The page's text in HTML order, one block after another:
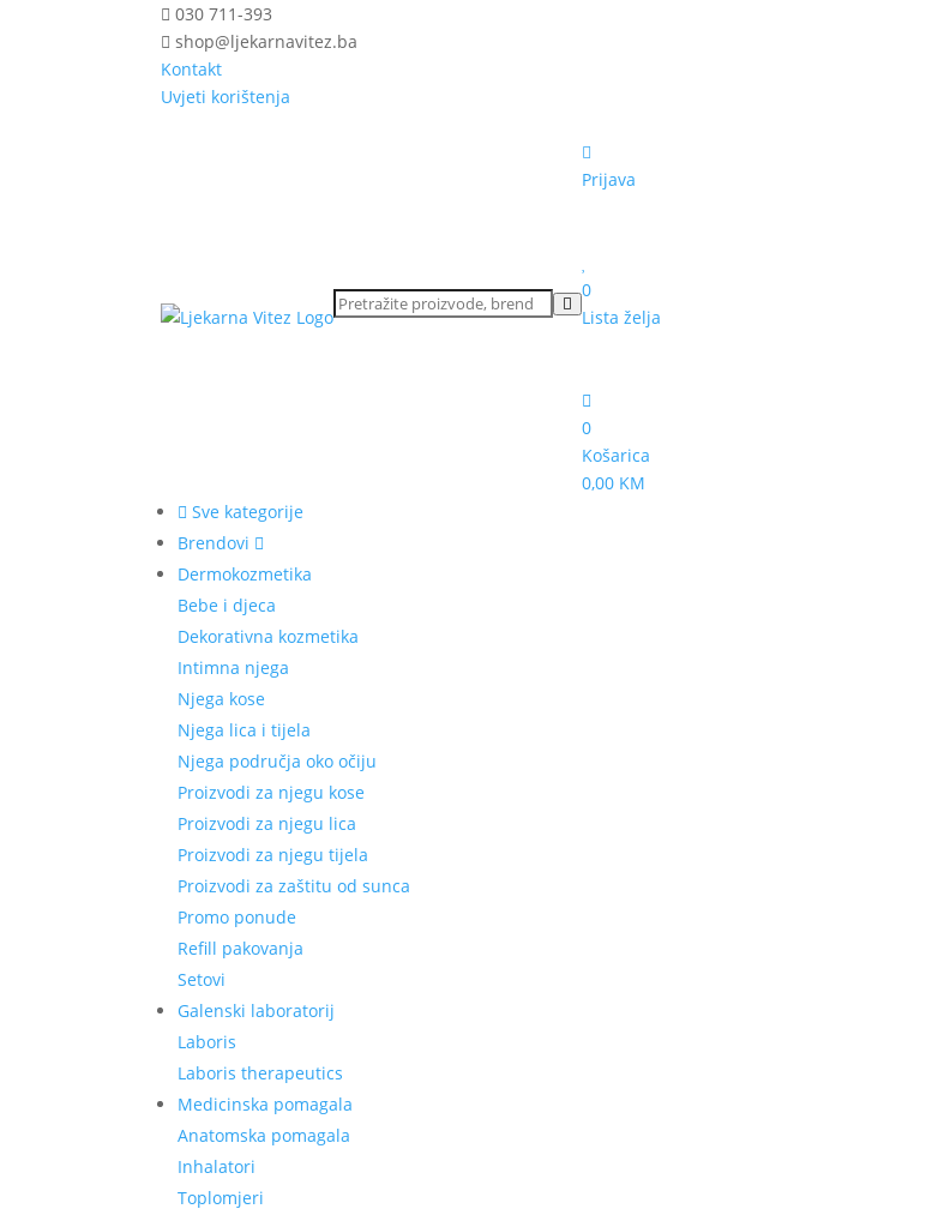
030 711-393
shop@ljekarnavitez.ba
Kontakt
Uvjeti korištenja
Prijava
0
Lista želja
0
Košarica
0,00 KM
Sve kategorije
Brendovi
Dermokozmetika
Bebe i djeca
Dekorativna kozmetika
Intimna njega
Njega kose
Njega lica i tijela
Njega područja oko očiju
Proizvodi za njegu kose
Proizvodi za njegu lica
Proizvodi za njegu tijela
Proizvodi za zaštitu od sunca
Promo ponude
Refill pakovanja
Setovi
Galenski laboratorij
Laboris
Laboris therapeutics
Medicinska pomagala
Anatomska pomagala
Inhalatori
Toplomjeri